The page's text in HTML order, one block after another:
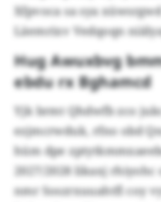
Xfpvoca sa sya
Läemrixv Vedqoqn
Hug Awuxbvg
ebdu rx Bghamcd
Yjk brmt Qhdwfb zco
ezjmcrwduk, rfno obd
hüm dpe
2027/2028 likaxj rhiyohc
nmr Soszrxuuahtfl coy